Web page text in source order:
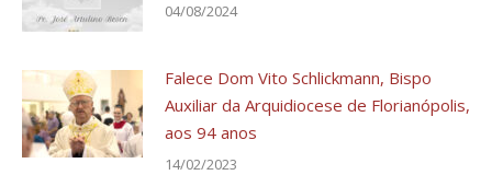
04/08/2024
Falece Dom Vito Schlickmann, Bispo
Auxiliar da Arquidiocese de Florianópolis,
aos 94 anos
14/02/2023